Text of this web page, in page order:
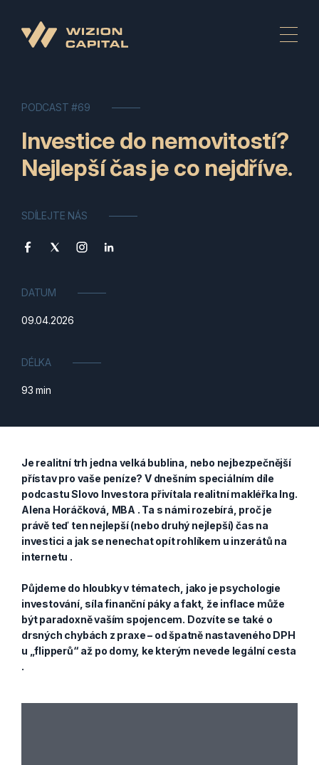
PODCAST #69
Investice do nemovitostí?
Nejlepší čas je co nejdříve.
SDÍLEJTE NÁS
DATUM
09.04.2026
DÉLKA
93 min
Je realitní trh jedna velká bublina, nebo nejbezpečnější
přístav pro vaše peníze? V dnešním speciálním díle
podcastu Slovo Investora přivítala realitní makléřka Ing.
Alena Horáčková, MBA . Ta s námi rozebírá, proč je
právě teď ten nejlepší (nebo druhý nejlepší) čas na
investici a jak se nenechat opít rohlíkem u inzerátů na
internetu .
Půjdeme do hloubky v tématech, jako je psychologie
investování, síla finanční páky a fakt, že inflace může
být paradoxně vaším spojencem. Dozvíte se také o
drsných chybách z praxe – od špatně nastaveného DPH
u „flipperů“ až po domy, ke kterým nevede legální cesta
.